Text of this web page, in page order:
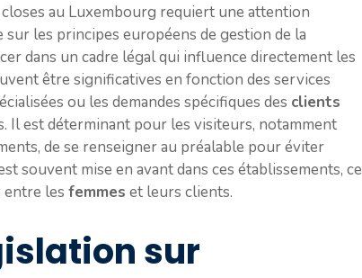
closes au Luxembourg requiert une attention
les principes européens de gestion de la
dans un cadre légal qui influence directement les
être significatives en fonction des services
ou les demandes spécifiques des clients
Il est déterminant pour les visiteurs, notamment
de se renseigner au préalable pour éviter
souvent mise en avant dans ces établissements, ce
entre les femmes et leurs clients.
sur